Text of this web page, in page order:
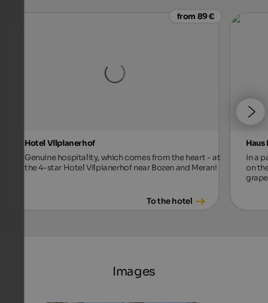
from 89 €
Hotel Vilpianerhof
Genuine hospitality, which comes from the heart - at
the 4-star Hotel Vilpianerhof near Bozen and Meran!
To the hotel
Haus
In a
on
Images